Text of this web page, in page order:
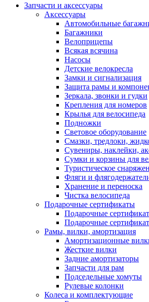
Запчасти и аксессуары
Аксессуары
Автомобильные
Багажники
Велоприцепы
Всякая всячина
Насосы
Детские велокресла
Замки и сигнализация
Защита рамы и
Зеркала, звонки и гудки
Крепления для номеров
Крылья для велосипеда
Подножки
Световое оборудование
Смазки, тредлоки,
Сувениры, наклейки,
Сумки и корзины для
Туристическое
Фляги и
Хранение и переноска
Чистка велосипеда
Подарочные сертификаты
Подарочные
Подарочные
Рамы, вилки, амортизация
Амортизационные
Жесткие вилки
Задние амортизаторы
Запчасти для рам
Подседельные хомуты
Рулевые колонки
Колеса и комплектующие